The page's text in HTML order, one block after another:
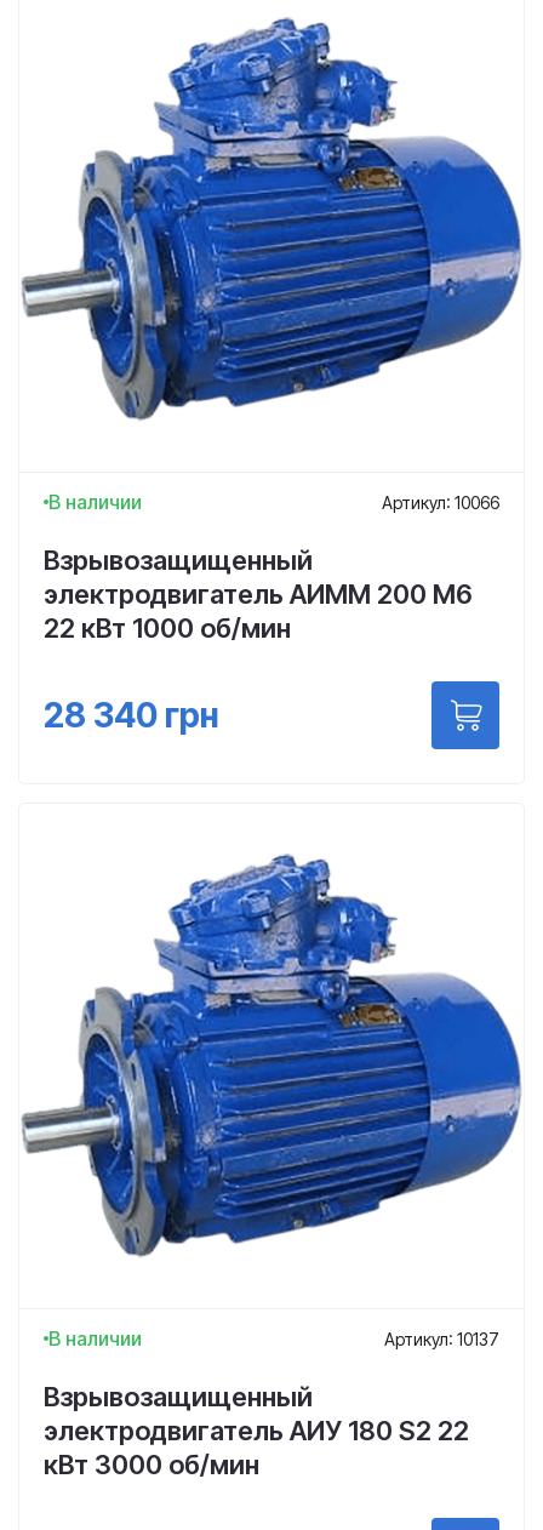
В наличии Артикул: 10066
Взрывозащищенный
электродвигатель АИММ 200 М6
22 кВт 1000 об/мин
28 340 грн
В наличии Артикул: 10137
Взрывозащищенный
электродвигатель АИУ 180 S2 22
кВт 3000 об/мин